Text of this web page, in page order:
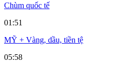
Chùm quốc tế
01:51
MỸ + Vàng, dầu, tiền tệ
05:58